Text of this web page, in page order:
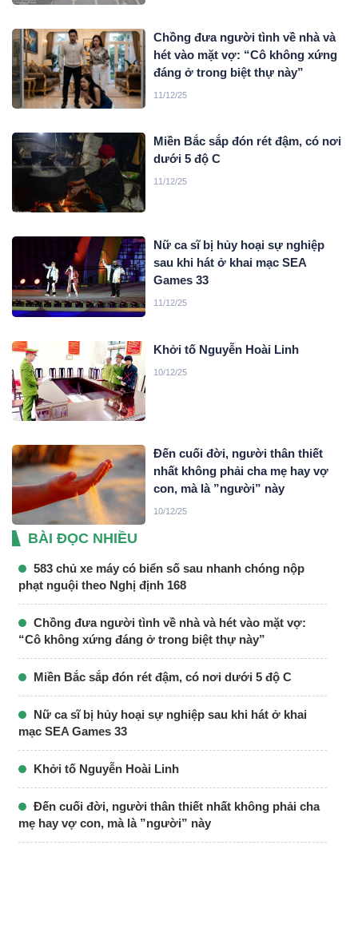
Chồng đưa người tình về nhà và
hét vào mặt vợ: “Cô không xứng
đáng ở trong biệt thự này”
11/12/25
Miền Bắc sắp đón rét đậm, có nơi
dưới 5 độ C
11/12/25
Nữ ca sĩ bị hủy hoại sự nghiệp
sau khi hát ở khai mạc SEA
Games 33
11/12/25
Khởi tố Nguyễn Hoài Linh
10/12/25
Đến cuối đời, người thân thiết
nhất không phải cha mẹ hay vợ
con, mà là ”người” này
10/12/25
BÀI ĐỌC NHIỀU
583 chủ xe máy có biển số sau nhanh chóng nộp
phạt nguội theo Nghị định 168
Chồng đưa người tình về nhà và hét vào mặt vợ:
“Cô không xứng đáng ở trong biệt thự này”
Miền Bắc sắp đón rét đậm, có nơi dưới 5 độ C
Nữ ca sĩ bị hủy hoại sự nghiệp sau khi hát ở khai
mạc SEA Games 33
Khởi tố Nguyễn Hoài Linh
Đến cuối đời, người thân thiết nhất không phải cha
mẹ hay vợ con, mà là ”người” này